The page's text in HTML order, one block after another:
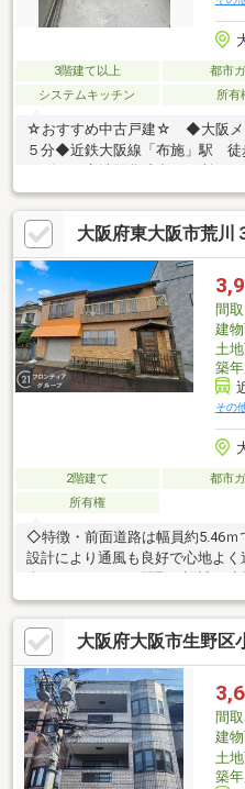
3階建て以上 都市
システムキッチン
所有
☆おすすめ中古戸建☆ ◆大阪メ
５分◆近鉄大阪線「布施」駅 徒
屋根一部シール工事・バルコニ
～・～・～・～・～・～・～・
産購入で失敗しないように、豊富
かりとサポートを行います。ま
い(^o^)／～・～・～・～・～・～
～・～・～・～・～・～・～
大阪府東大阪市荒川
間取
建
土
築年
その
2階建て 都市
所有権
◇特徴・前面道路は幅員約5.46ｍ
設計により通風も良好で心地よ
ける多用途な物件◇立地・荒川
校まで徒歩約9分◆◇弊社が選ば
のプロ、ファイナンシャルプラ
２．買い替えなどにも対応でき
さんの銀行と繋がりがあるため
可能！弊社は専門家同士が連携
見がございますお気軽にお問合せ
大阪府大阪市生野区
間取
建
土
築年